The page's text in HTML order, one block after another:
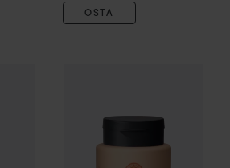
OSTA